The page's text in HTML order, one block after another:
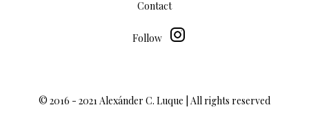
Contact
Follow
© 2016 - 2021 Alexánder C. Luque | All rights reserved